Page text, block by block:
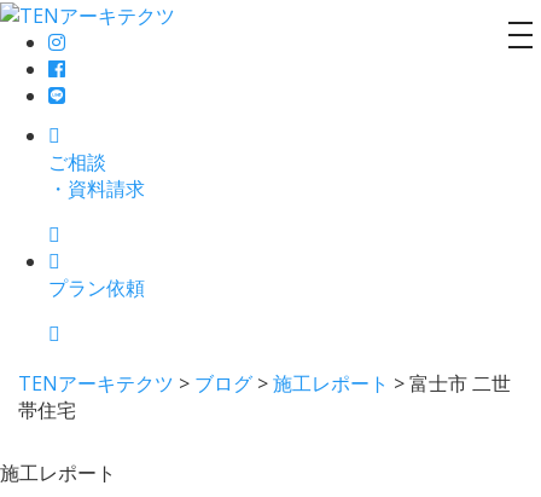
ご相談
・資料請求
プラン依頼
TENアーキテクツ > ブログ >施工レポート >富士市 二世
帯住宅
施工レポート